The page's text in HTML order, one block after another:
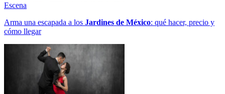
Escena
Arma una escapada a los Jardines de México: qué hacer, precio y
cómo llegar